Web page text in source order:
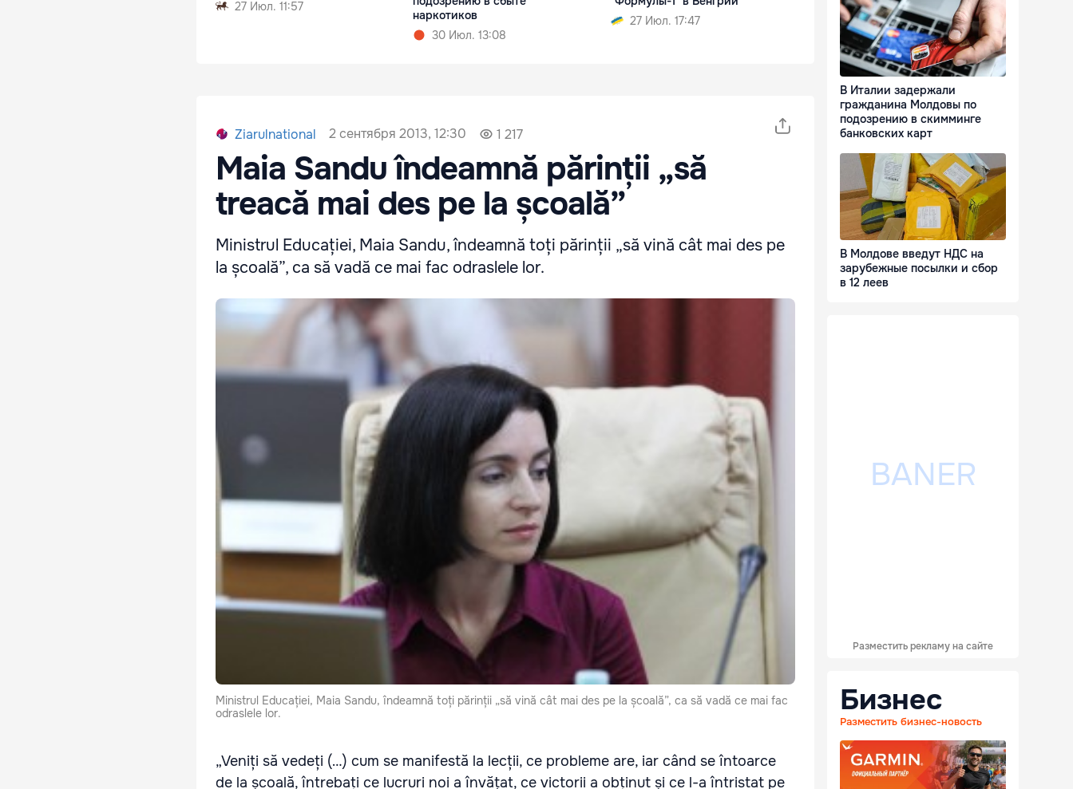
27 Июл. 11:57
наркотиков
30 Июл. 13:08
27 Июл. 17:47
Ziarulnational 2 сентября 2013, 12:30 1 217
Maia Sandu îndeamnă părinții „să
treacă mai des pe la școală”
Ministrul Educației, Maia Sandu, îndeamnă toți părinții „să vină cât mai des pe
la școală”, ca să vadă ce mai fac odraslele lor.
Ministrul Educației, Maia Sandu, îndeamnă toți părinții „să vină cât mai des pe la școală”, ca să vadă ce mai fac
odraslele lor.
„Veniți să vedeți (…) cum se manifestă la lecții, ce probleme are, iar când se întoarce
de la școală, întrebați ce lucruri noi a învățat, ce victorii a obținut și ce l-a întristat pe
В Италии задержали
гражданина Молдовы по
подозрению в скимминге
банковских карт
В Молдове введут НДС на
зарубежные посылки и сбор
в 12 леев
Разместить рекламу на сайте
Бизнес
Разместить бизнес-новость